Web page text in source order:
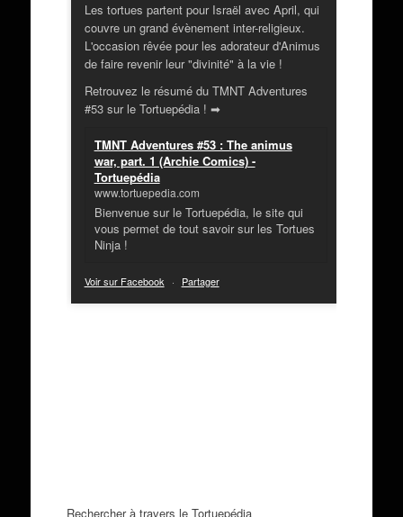
Les tortues partent pour Israël avec April, qui
couvre un grand évènement inter-religieux.
L'occasion rêvée pour les adorateur d'Animus
de faire revenir leur "divinité" à la vie !
Retrouvez le résumé du TMNT Adventures
#53 sur le Tortuepédia ! ➡
TMNT Adventures #53 : The animus
war, part. 1 (Archie Comics) -
Tortuepédia
www.tortuepedia.com
Bienvenue sur le Tortuepédia, le site qui
vous permet de tout savoir sur les Tortues
Ninja !
Voir sur Facebook · Partager
Rechercher à travers le Tortuepédia